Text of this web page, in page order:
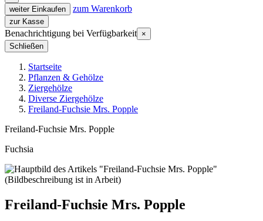
weiter Einkaufen
zum Warenkorb
zur Kasse
Benachrichtigung bei Verfügbarkeit ×
Schließen
Startseite
Pflanzen & Gehölze
Ziergehölze
Diverse Ziergehölze
Freiland-Fuchsie Mrs. Popple
Freiland-Fuchsie Mrs. Popple
Fuchsia
Freiland-Fuchsie Mrs. Popple